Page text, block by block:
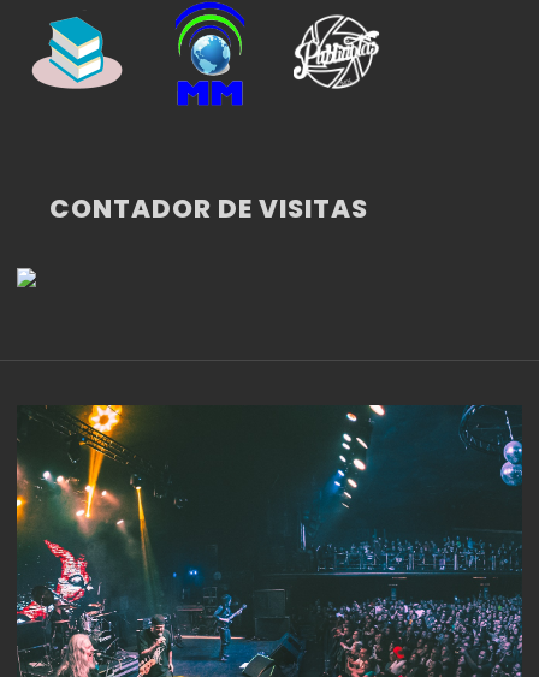
CONTADOR DE VISITAS